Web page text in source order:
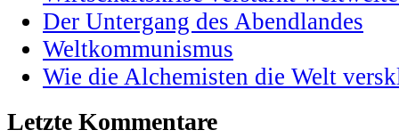
Der Untergang des Abendlandes
Weltkommunismus
Wie die Alchemisten die Welt
Letzte Kommentare